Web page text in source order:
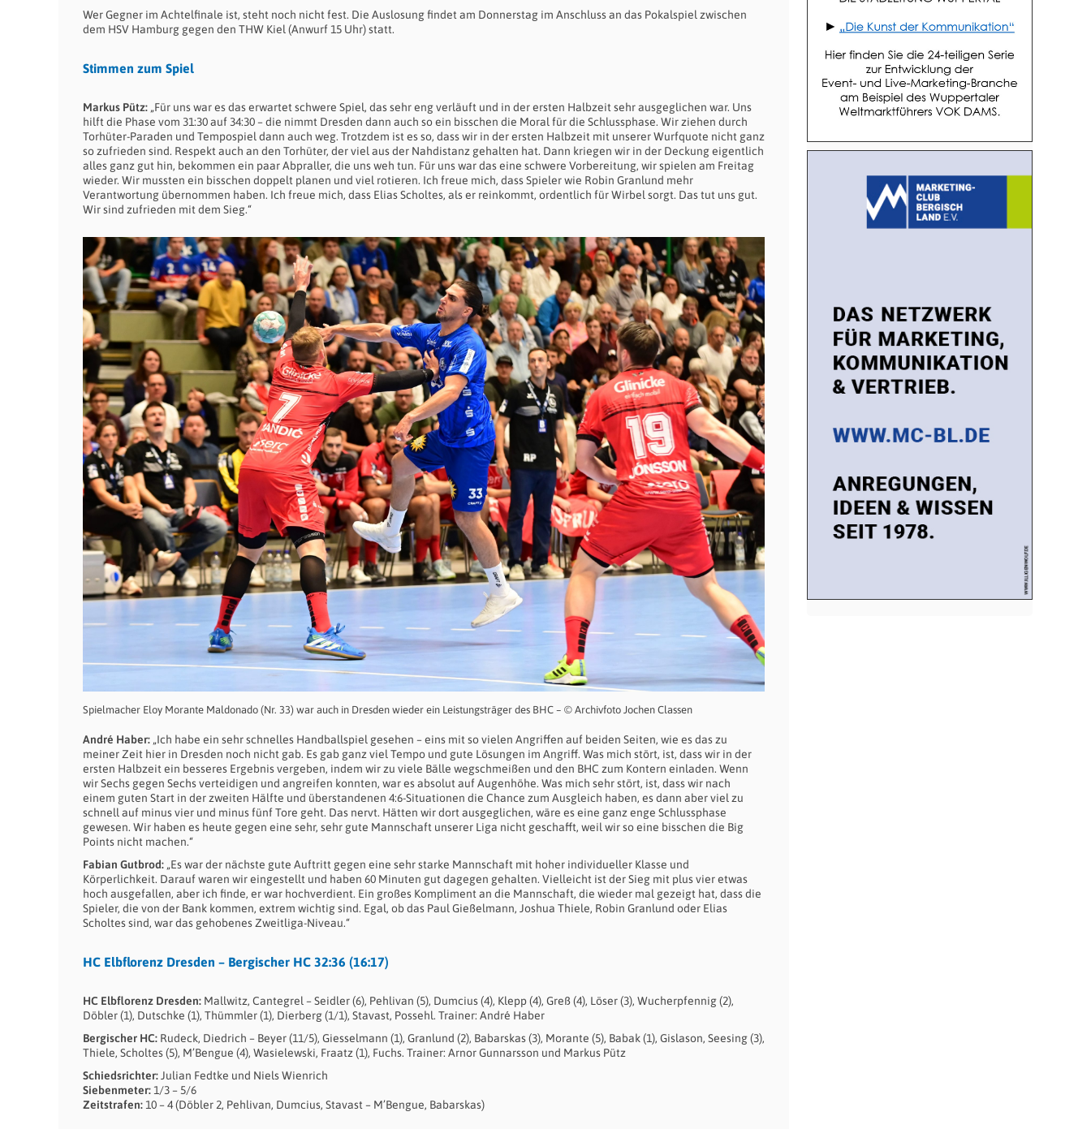
Wer Gegner im Achtelfinale ist, steht noch nicht fest. Die Auslosung findet am Donnerstag im Anschluss an das Pokalspiel zwischen
dem HSV Hamburg gegen den THW Kiel (Anwurf 15 Uhr) statt.
Stimmen zum Spiel
Markus Pütz: „Für uns war es das erwartet schwere Spiel, das sehr eng verläuft und in der ersten Halbzeit sehr ausgeglichen war. Uns
hilft die Phase vom 31:30 auf 34:30 – die nimmt Dresden dann auch so ein bisschen die Moral für die Schlussphase. Wir ziehen durch
Torhüter-Paraden und Tempospiel dann auch weg. Trotzdem ist es so, dass wir in der ersten Halbzeit mit unserer Wurfquote nicht ganz
so zufrieden sind. Respekt auch an den Torhüter, der viel aus der Nahdistanz gehalten hat. Dann kriegen wir in der Deckung eigentlich
alles ganz gut hin, bekommen ein paar Abpraller, die uns weh tun. Für uns war das eine schwere Vorbereitung, wir spielen am Freitag
wieder. Wir mussten ein bisschen doppelt planen und viel rotieren. Ich freue mich, dass Spieler wie Robin Granlund mehr
Verantwortung übernommen haben. Ich freue mich, dass Elias Scholtes, als er reinkommt, ordentlich für Wirbel sorgt. Das tut uns gut.
Wir sind zufrieden mit dem Sieg.“
Spielmacher Eloy Morante Maldonado (Nr. 33) war auch in Dresden wieder ein Leistungsträger des BHC – © Archivfoto Jochen Classen
André Haber: „Ich habe ein sehr schnelles Handballspiel gesehen – eins mit so vielen Angriffen auf beiden Seiten, wie es das zu
meiner Zeit hier in Dresden noch nicht gab. Es gab ganz viel Tempo und gute Lösungen im Angriff. Was mich stört, ist, dass wir in der
ersten Halbzeit ein besseres Ergebnis vergeben, indem wir zu viele Bälle wegschmeißen und den BHC zum Kontern einladen. Wenn
wir Sechs gegen Sechs verteidigen und angreifen konnten, war es absolut auf Augenhöhe. Was mich sehr stört, ist, dass wir nach
einem guten Start in der zweiten Hälfte und überstandenen 4:6-Situationen die Chance zum Ausgleich haben, es dann aber viel zu
schnell auf minus vier und minus fünf Tore geht. Das nervt. Hätten wir dort ausgeglichen, wäre es eine ganz enge Schlussphase
gewesen. Wir haben es heute gegen eine sehr, sehr gute Mannschaft unserer Liga nicht geschafft, weil wir so eine bisschen die Big
Points nicht machen.“
Fabian Gutbrod: „Es war der nächste gute Auftritt gegen eine sehr starke Mannschaft mit hoher individueller Klasse und
Körperlichkeit. Darauf waren wir eingestellt und haben 60 Minuten gut dagegen gehalten. Vielleicht ist der Sieg mit plus vier etwas
hoch ausgefallen, aber ich finde, er war hochverdient. Ein großes Kompliment an die Mannschaft, die wieder mal gezeigt hat, dass die
Spieler, die von der Bank kommen, extrem wichtig sind. Egal, ob das Paul Gießelmann, Joshua Thiele, Robin Granlund oder Elias
Scholtes sind, war das gehobenes Zweitliga-Niveau.“
HC Elbflorenz Dresden – Bergischer HC 32:36 (16:17)
HC Elbflorenz Dresden: Mallwitz, Cantegrel – Seidler (6), Pehlivan (5), Dumcius (4), Klepp (4), Greß (4), Löser (3), Wucherpfennig (2),
Döbler (1), Dutschke (1), Thümmler (1), Dierberg (1/1), Stavast, Possehl. Trainer: André Haber
Bergischer HC: Rudeck, Diedrich – Beyer (11/5), Giesselmann (1), Granlund (2), Babarskas (3), Morante (5), Babak (1), Gislason, Seesing (3),
Thiele, Scholtes (5), M’Bengue (4), Wasielewski, Fraatz (1), Fuchs. Trainer: Arnor Gunnarsson und Markus Pütz
Schiedsrichter: Julian Fedtke und Niels Wienrich
Siebenmeter: 1/3 – 5/6
Zeitstrafen: 10 – 4 (Döbler 2, Pehlivan, Dumcius, Stavast – M’Bengue, Babarskas)